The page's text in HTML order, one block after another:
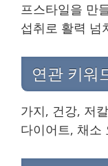
프스타일을 만
섭취로 활력 넘
연관 키워
가지, 건강, 저
다이어트, 채소